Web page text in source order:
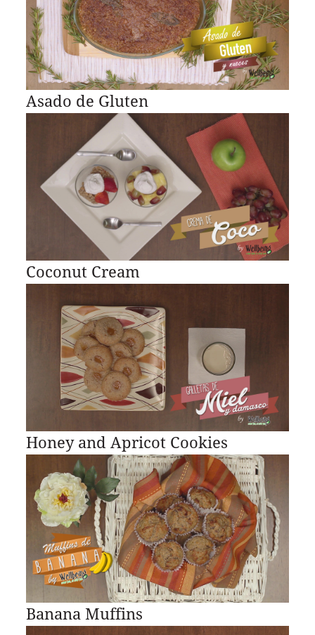
Asado de Gluten
Coconut Cream
Honey and Apricot Cookies
Banana Muffins